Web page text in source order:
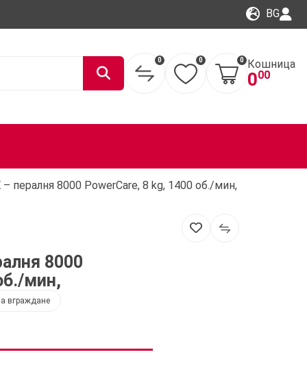
BG
0 0 0 Кошница
000
– пералня 8000 PowerCare, 8 kg, 1400 об./мин,
8000
мин,
вграждане